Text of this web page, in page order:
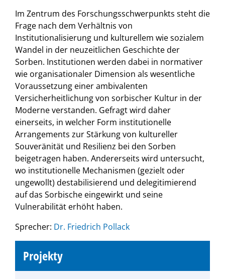
Im Zentrum des Forschungsschwerpunkts steht die
Frage nach dem Verhältnis von
Institutionalisierung und kulturellem wie sozialem
Wandel in der neuzeitlichen Geschichte der
Sorben. Institutionen werden dabei in normativer
wie organisationaler Dimension als wesentliche
Voraussetzung einer ambivalenten
Versicherheitlichung von sorbischer Kultur in der
Moderne verstanden. Gefragt wird daher
einerseits, in welcher Form institutionelle
Arrangements zur Stärkung von kultureller
Souveränität und Resilienz bei den Sorben
beigetragen haben. Andererseits wird untersucht,
wo institutionelle Mechanismen (gezielt oder
ungewollt) destabilisierend und delegitimierend
auf das Sorbische eingewirkt und seine
Vulnerabilität erhöht haben.
Sprecher: Dr. Friedrich Pollack
Projekty